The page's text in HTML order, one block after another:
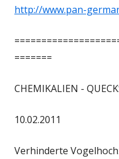
http://www.pan-
=======
CHEMIKALIEN -
10.02.2011
Verhinderte